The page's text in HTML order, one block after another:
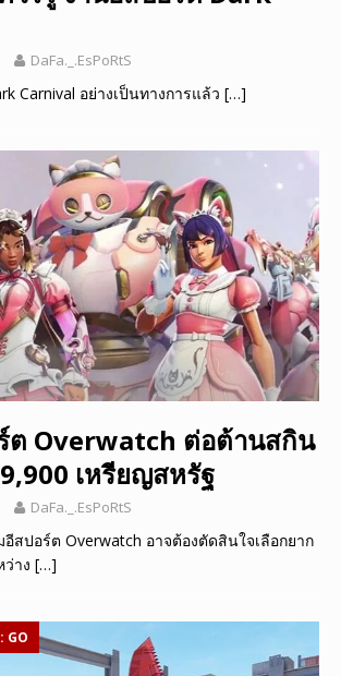
DaFa._.EsPoRtS
Carnival อย่างเป็นทางการแล้ว […]
ต Overwatch ต่อต้านสกิน
เหรียญสหรัฐ
DaFa._.EsPoRtS
สปอร์ต Overwatch อาจต้องตัดสินใจเลือกยาก
าง […]
GO